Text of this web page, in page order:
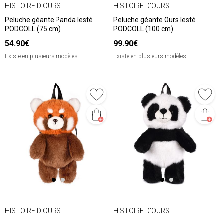
HISTOIRE D'OURS
Peluche géante Panda lesté
PODCOLL (75 cm)
54.90€
Existe en plusieurs modèles
HISTOIRE D'OURS
Peluche géante Ours lesté
PODCOLL (100 cm)
99.90€
Existe en plusieurs modèles
HISTOIRE D'OURS
HISTOIRE D'OURS